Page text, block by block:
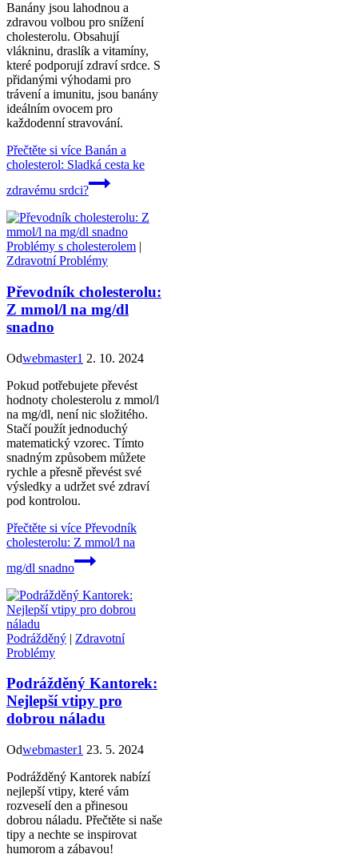
Banány jsou lahodnou a
zdravou volbou pro snížení
cholesterolu. Obsahují
vlákninu, draslík a vitamíny,
které podporují zdraví srdce. S
přidanými výhodami pro
trávení a imunitu, jsou banány
ideálním ovocem pro
každodenní stravování.
Přečtěte si více Banán a
cholesterol: Sladká cesta ke
zdravému srdci?
Problémy s cholesterolem |
Zdravotní Problémy
Převodník cholesterolu:
Z mmol/l na mg/dl
snadno
Odwebmaster1 2. 10. 2024
Pokud potřebujete převést
hodnoty cholesterolu z mmol/l
na mg/dl, není nic složitého.
Stačí použít jednoduchý
matematický vzorec. Tímto
snadným způsobem můžete
rychle a přesně převést své
výsledky a udržet své zdraví
pod kontrolou.
Přečtěte si více Převodník
cholesterolu: Z mmol/l na
mg/dl snadno
Podrážděný | Zdravotní
Problémy
Podrážděný Kantorek:
Nejlepší vtipy pro
dobrou náladu
Odwebmaster1 23. 5. 2024
Podrážděný Kantorek nabízí
nejlepší vtipy, které vám
rozveselí den a přinesou
dobrou náladu. Přečtěte si naše
tipy a nechte se inspirovat
humorom a zábavou!